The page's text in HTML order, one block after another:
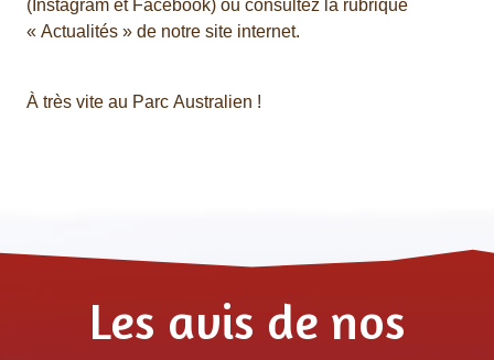
(Instagram et Facebook) ou consultez la rubrique
« Actualités » de notre site internet.
À très vite au Parc Australien !
Les avis de nos